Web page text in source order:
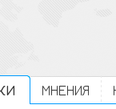
МНЕНИЯ